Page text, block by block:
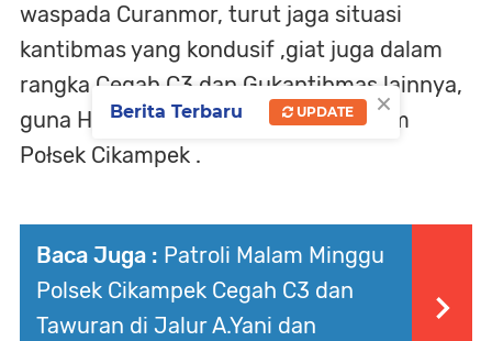
waspada Curanmor, turut jaga situasi
kantibmas yang kondusif ,giat juga dalam
rangka Cegah C3 dan Gukantibmas lainnya,
guna Harkamtibmas di wilayah hukum
Połsek Cikampek .
Baca Juga : Patroli Malam Minggu
Polsek Cikampek Cegah C3 dan
Tawuran di Jalur A.Yani dan
×
Berita Terbaru UPDATE